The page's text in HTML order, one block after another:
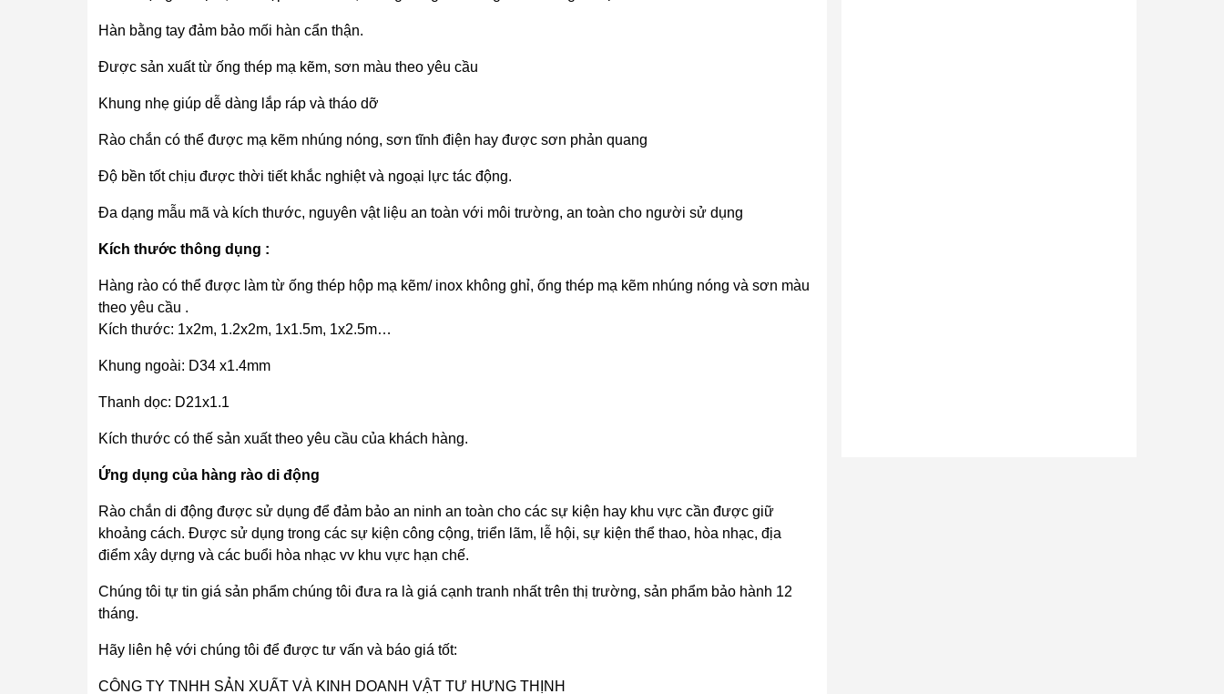
Hàn bằng tay đảm bảo mối hàn cẩn thận.
Được sản xuất từ ống thép mạ kẽm, sơn màu theo yêu cầu
Khung nhẹ giúp dễ dàng lắp ráp và tháo dỡ
Rào chắn có thể được mạ kẽm nhúng nóng, sơn tĩnh điện hay được sơn phản quang
Độ bền tốt chịu được thời tiết khắc nghiệt và ngoại lực tác động.
Đa dạng mẫu mã và kích thước, nguyên vật liệu an toàn với môi trường, an toàn cho người sử dụng
Kích thước thông dụng :
Hàng rào có thể được làm từ ống thép hộp mạ kẽm/ inox không ghỉ, ống thép mạ kẽm nhúng nóng và sơn màu
theo yêu cầu .
Kích thước: 1x2m, 1.2x2m, 1x1.5m, 1x2.5m…
Khung ngoài: D34 x1.4mm
Thanh dọc: D21x1.1
Kích thước có thế sản xuất theo yêu cầu của khách hàng.
Ứng dụng của hàng rào di động
Rào chắn di động được sử dụng để đảm bảo an ninh an toàn cho các sự kiện hay khu vực cần được giữ
khoảng cách. Được sử dụng trong các sự kiện công cộng, triển lãm, lễ hội, sự kiện thể thao, hòa nhạc, địa
điểm xây dựng và các buổi hòa nhạc vv khu vực hạn chế.
Chúng tôi tự tin giá sản phẩm chúng tôi đưa ra là giá cạnh tranh nhất trên thị trường, sản phẩm bảo hành 12
tháng.
Hãy liên hệ với chúng tôi để được tư vấn và báo giá tốt:
CÔNG TY TNHH SẢN XUẤT VÀ KINH DOANH VẬT TƯ HƯNG THỊNH